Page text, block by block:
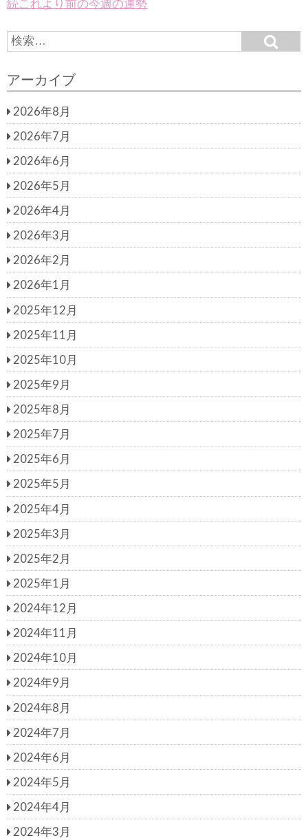
続これより前の今週の運勢
S
e
r
h
o
r:
e
h
アーカイブ
2026年8月
2026年7月
2026年6月
2026年5月
2026年4月
2026年3月
2026年2月
2026年1月
2025年12月
2025年11月
2025年10月
2025年9月
2025年8月
2025年7月
2025年6月
2025年5月
2025年4月
2025年3月
2025年2月
2025年1月
2024年12月
2024年11月
2024年10月
2024年9月
2024年8月
2024年7月
2024年6月
2024年5月
2024年4月
2024年3月